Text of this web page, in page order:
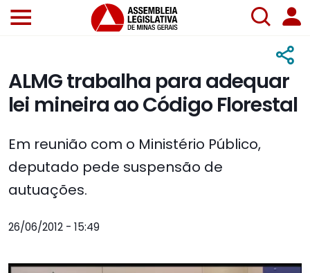
ALMG trabalha para adequar
lei mineira ao Código Florestal
Em reunião com o Ministério Público,
deputado pede suspensão de
autuações.
26/06/2012 - 15:49